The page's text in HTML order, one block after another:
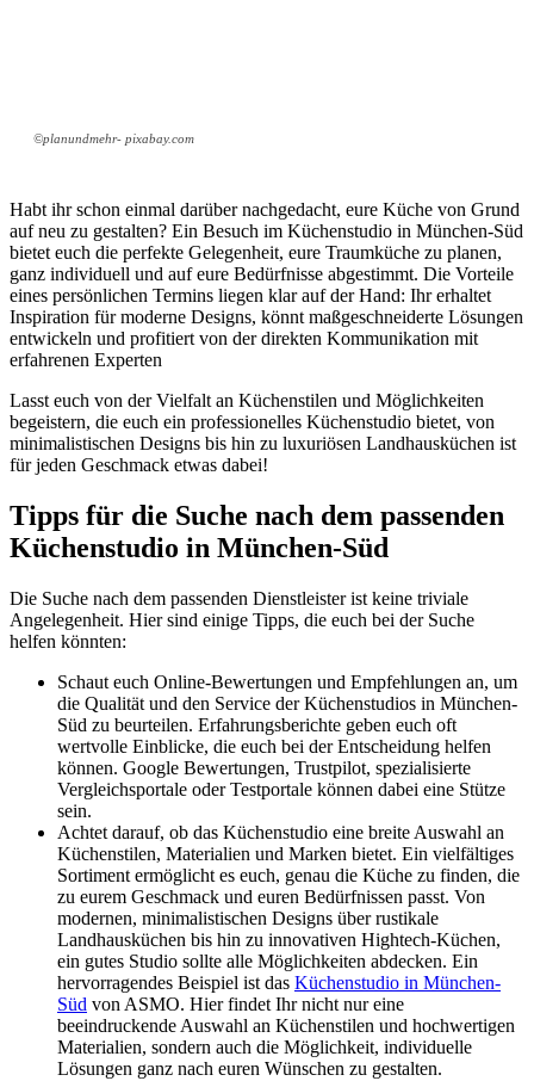
©planundmehr- pixabay.com
Habt ihr schon einmal darüber nachgedacht, eure Küche von Grund
auf neu zu gestalten? Ein Besuch im Küchenstudio in München-Süd
bietet euch die perfekte Gelegenheit, eure Traumküche zu planen,
ganz individuell und auf eure Bedürfnisse abgestimmt. Die Vorteile
eines persönlichen Termins liegen klar auf der Hand: Ihr erhaltet
Inspiration für moderne Designs, könnt maßgeschneiderte Lösungen
entwickeln und profitiert von der direkten Kommunikation mit
erfahrenen Experten
Lasst euch von der Vielfalt an Küchenstilen und Möglichkeiten
begeistern, die euch ein professionelles Küchenstudio bietet, von
minimalistischen Designs bis hin zu luxuriösen Landhausküchen ist
für jeden Geschmack etwas dabei!
Tipps für die Suche nach dem passenden
Küchenstudio in München-Süd
Die Suche nach dem passenden Dienstleister ist keine triviale
Angelegenheit. Hier sind einige Tipps, die euch bei der Suche
helfen könnten:
Schaut euch Online-Bewertungen und Empfehlungen an, um
die Qualität und den Service der Küchenstudios in München-
Süd zu beurteilen. Erfahrungsberichte geben euch oft
wertvolle Einblicke, die euch bei der Entscheidung helfen
können. Google Bewertungen, Trustpilot, spezialisierte
Vergleichsportale oder Testportale können dabei eine Stütze
sein.
Achtet darauf, ob das Küchenstudio eine breite Auswahl an
Küchenstilen, Materialien und Marken bietet. Ein vielfältiges
Sortiment ermöglicht es euch, genau die Küche zu finden, die
zu eurem Geschmack und euren Bedürfnissen passt. Von
modernen, minimalistischen Designs über rustikale
Landhausküchen bis hin zu innovativen Hightech-Küchen,
ein gutes Studio sollte alle Möglichkeiten abdecken. Ein
hervorragendes Beispiel ist das Küchenstudio in München-
Süd von ASMO. Hier findet Ihr nicht nur eine
beeindruckende Auswahl an Küchenstilen und hochwertigen
Materialien, sondern auch die Möglichkeit, individuelle
Lösungen ganz nach euren Wünschen zu gestalten.